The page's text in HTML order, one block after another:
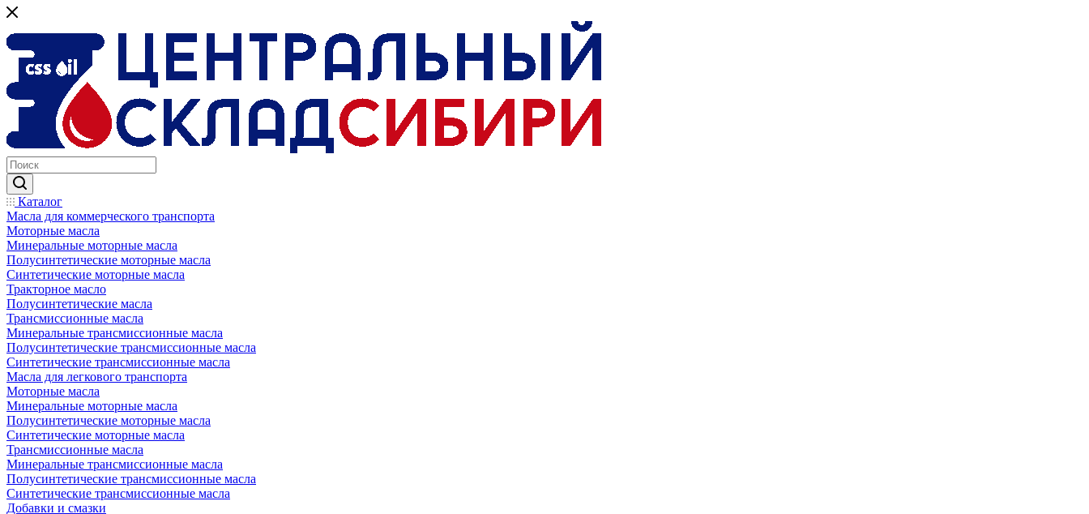
Каталог
Масла для коммерческого транспорта
Моторные масла
Минеральные моторные масла
Полусинтетические моторные масла
Синтетические моторные масла
Тракторное масло
Полусинтетические масла
Трансмиссионные масла
Минеральные трансмиссионные масла
Полусинтетические трансмиссионные масла
Синтетические трансмиссионные масла
Масла для легкового транспорта
Моторные масла
Минеральные моторные масла
Полусинтетические моторные масла
Синтетические моторные масла
Трансмиссионные масла
Минеральные трансмиссионные масла
Полусинтетические трансмиссионные масла
Синтетические трансмиссионные масла
Добавки и смазки